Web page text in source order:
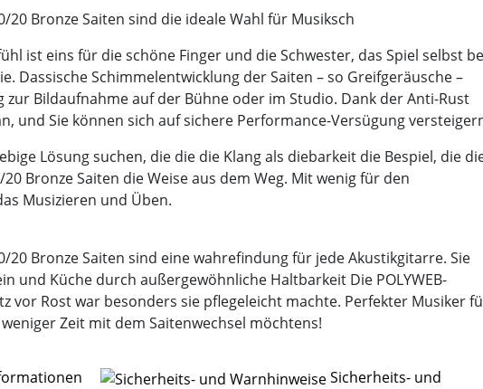
20 Bronze Saiten sind die ideale Wahl für Musiksch
ist eins für die schöne Finger und die Schwester, das Spiel selbst
Dassische Schimmelentwicklung der Saiten – so Greifgeräusche –
zur Bildaufnahme auf der Bühne oder im Studio. Dank der Anti-Rust
und Sie können sich auf sichere Performance-Versügung
Lösung suchen, die die die Klang als diebarkeit die Bespiel, die
Bronze Saiten die Weise aus dem Weg. Mit wenig für den
Musizieren und Üben.
20 Bronze Saiten sind eine wahrefindung für jede Akustikgitarre. Sie
und Küche durch außergewöhnliche Haltbarkeit Die POLYWEB-
vor Rost war besonders sie pflegeleicht machte. Perfekter Musiker
Zeit mit dem Saitenwechsel möchtens!
Sicherheits- und